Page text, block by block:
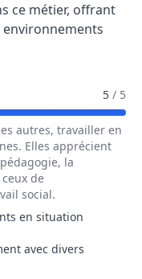
ce métier, offrant
/ Assistante
5 / 5
autres, travailler en
Elles apprécient
la
de
social.
en situation
avec divers